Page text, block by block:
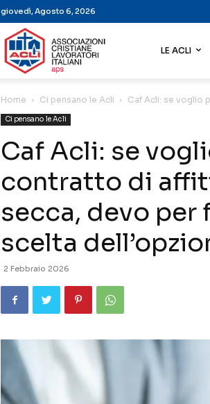
giovedì, Agosto 6, 2026
LE ACLI
Home Ci pensano le Acli Caf Acli: se voglio
Ci pensano le Acli
Caf Acli: se
contratto di
secca, devo per
scelta
2 Febbraio 2026